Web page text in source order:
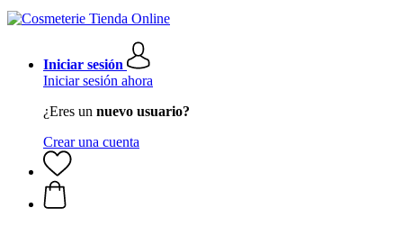
Iniciar sesión
Iniciar sesión ahora
¿Eres un nuevo usuario?
Crear una cuenta